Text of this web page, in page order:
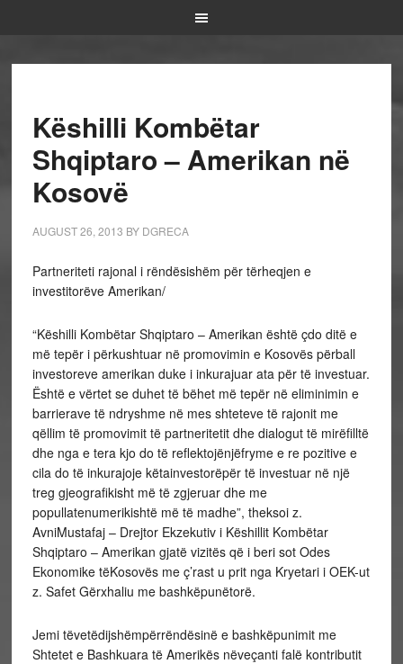
Këshilli Kombëtar
Shqiptaro – Amerikan në
Kosovë
AUGUST 26, 2013 BY DGRECA
Partneriteti rajonal i rëndësishëm për tërheqjen e
investitorëve Amerikan/
“Këshilli Kombëtar Shqiptaro – Amerikan është çdo ditë e
më tepër i përkushtuar në promovimin e Kosovës përball
investoreve amerikan duke i inkurajuar ata për të investuar.
Është e vërtet se duhet të bëhet më tepër në eliminimin e
barrierave të ndryshme në mes shteteve të rajonit me
qëllim të promovimit të partneritetit dhe dialogut të mirëfilltë
dhe nga e tera kjo do të reflektojënjëfryme e re pozitive e
cila do të inkurajoje këtainvestorëpër të investuar në një
treg gjeografikisht më të zgjeruar dhe me
popullatenumerikishtë më të madhe”, theksoi z.
AvniMustafaj – Drejtor Ekzekutiv i Këshillit Kombëtar
Shqiptaro – Amerikan gjatë vizitës që i beri sot Odes
Ekonomike tëKosovës me ç’rast u prit nga Kryetari i OEK-ut
z. Safet Gërxhaliu me bashkëpunëtorë.
Jemi tëvetëdijshëmpërrëndësinë e bashkëpunimit me
Shtetet e Bashkuara të Amerikës nëveçanti falë kontributit